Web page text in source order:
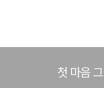
첫 마음